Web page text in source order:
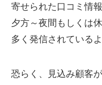
寄せられた口コミ情報
夕方～夜間もしくは
多く発信されているよ
恐らく、見込み顧客が